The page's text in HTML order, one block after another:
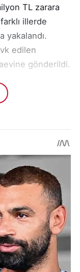
TL zarara
illerde
yakalandı.
edilen
gönderildi.
kamu düzeni
(asayiş)
ve
kapsamda
(T.C. Adalet
çalışma
bir